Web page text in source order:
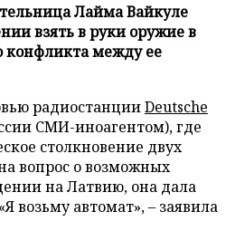
Лайма Вайкуле
взять в руки оружие в
конфликта между ее
радиостанцииDeutsche
СМИ-иноагентом), где
столкновение двух
вопрос о возможных
на Латвию, она дала
возьму автомат», – заявила